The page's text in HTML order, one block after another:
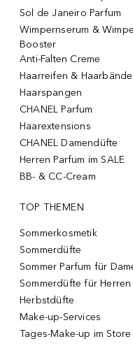
Sol de Janeiro Parfum
Wimpernserum &
Booster
Anti-Falten Creme
Haarreifen &
Haarspangen
CHANEL Parfum
Haarextensions
CHANEL Damendüfte
Herren Parfum im SALE
BB- & CC-Cream
TOP THEMEN
Sommerkosmetik
Sommerdüfte
Sommer Parfum für
Sommerdüfte für Herren
Herbstdüfte
Make-up-Services
Tages-Make-up im Store